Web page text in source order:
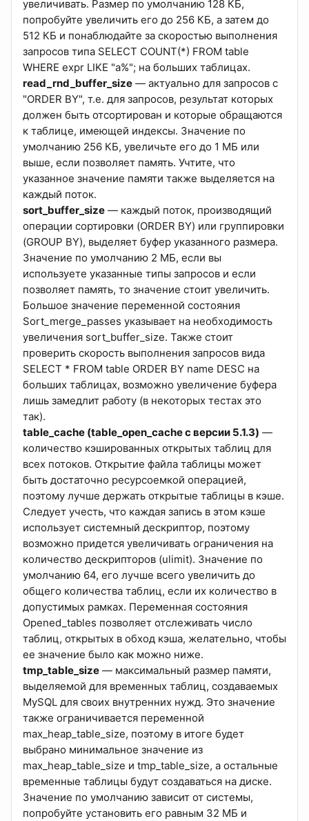
увеличивать. Размер по умолчанию 128 КБ,
попробуйте увеличить его до 256 КБ, а затем до
512 КБ и понаблюдайте за скоростью выполнения
запросов типа SELECT COUNT(*) FROM table
WHERE expr LIKE "a%"; на больших таблицах.
read_rnd_buffer_size — актуально для запросов с
"ORDER BY", т.е. для запросов, результат которых
должен быть отсортирован и которые обращаются
к таблице, имеющей индексы. Значение по
умолчанию 256 КБ, увеличьте его до 1 МБ или
выше, если позволяет память. Учтите, что
указанное значение памяти также выделяется на
каждый поток.
sort_buffer_size — каждый поток, производящий
операции сортировки (ORDER BY) или группировки
(GROUP BY), выделяет буфер указанного размера.
Значение по умолчанию 2 МБ, если вы
используете указанные типы запросов и если
позволяет память, то значение стоит увеличить.
Большое значение переменной состояния
Sort_merge_passes указывает на необходимость
увеличения sort_buffer_size. Также стоит
проверить скорость выполнения запросов вида
SELECT * FROM table ORDER BY name DESC на
больших таблицах, возможно увеличение буфера
лишь замедлит работу (в некоторых тестах это
так).
table_cache (table_open_cache с версии 5.1.3) —
количество кэшированных открытых таблиц для
всех потоков. Открытие файла таблицы может
быть достаточно ресурсоемкой операцией,
поэтому лучше держать открытые таблицы в кэше.
Следует учесть, что каждая запись в этом кэше
использует системный дескриптор, поэтому
возможно придется увеличивать ограничения на
количество дескрипторов (ulimit). Значение по
умолчанию 64, его лучше всего увеличить до
общего количества таблиц, если их количество в
допустимых рамках. Переменная состояния
Opened_tables позволяет отслеживать число
таблиц, открытых в обход кэша, желательно, чтобы
ее значение было как можно ниже.
tmp_table_size — максимальный размер памяти,
выделяемой для временных таблиц, создаваемых
MySQL для своих внутренних нужд. Это значение
также ограничивается переменной
max_heap_table_size, поэтому в итоге будет
выбрано минимальное значение из
max_heap_table_size и tmp_table_size, а остальные
временные таблицы будут создаваться на диске.
Значение по умолчанию зависит от системы,
попробуйте установить его равным 32 МБ и